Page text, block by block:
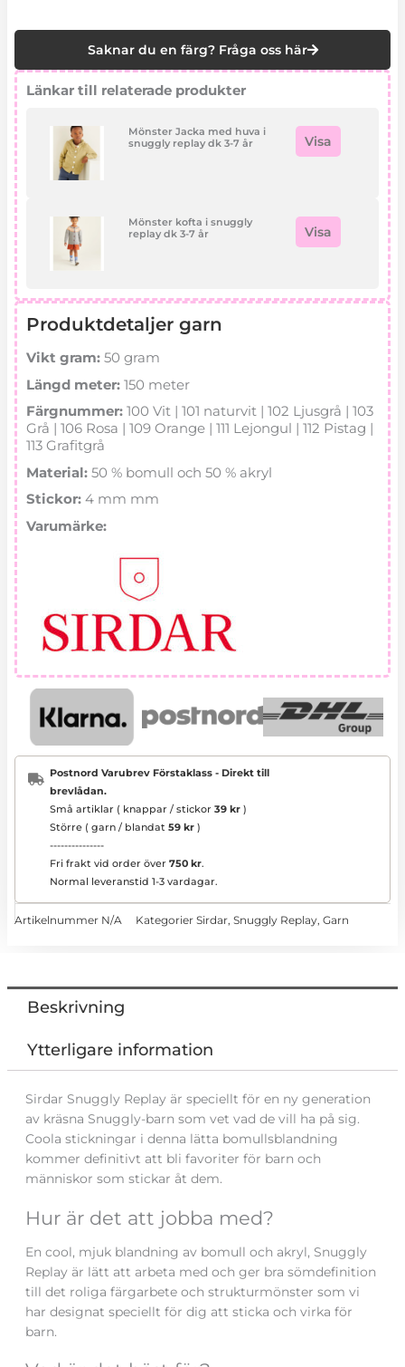
Saknar du en färg? Fråga oss här
Länkar till relaterade produkter
Mönster Jacka med huva i
snuggly replay dk 3-7 år
Visa
Mönster kofta i snuggly
replay dk 3-7 år
Visa
Produktdetaljer garn
Vikt gram: 50 gram
Längd meter: 150 meter
Färgnummer: 100 Vit | 101 naturvit | 102 Ljusgrå | 103
Grå | 106 Rosa | 109 Orange | 111 Lejongul | 112 Pistag |
113 Grafitgrå
Material: 50 % bomull och 50 % akryl
Stickor: 4 mm mm
Varumärke:
Postnord Varubrev Förstaklass - Direkt till
brevlådan.
Små artiklar ( knappar / stickor 39 kr )
Större ( garn / blandat 59 kr )
---------------
Fri frakt vid order över 750 kr.
Normal leveranstid 1-3 vardagar.
Artikelnummer N/A Kategorier Sirdar, Snuggly Replay, Garn
Beskrivning
Ytterligare information
Sirdar Snuggly Replay är speciellt för en ny generation
av kräsna Snuggly-barn som vet vad de vill ha på sig.
Coola stickningar i denna lätta bomullsblandning
kommer definitivt att bli favoriter för barn och
människor som stickar åt dem.
Hur är det att jobba med?
En cool, mjuk blandning av bomull och akryl, Snuggly
Replay är lätt att arbeta med och ger bra sömdefinition
till det roliga färgarbete och strukturmönster som vi
har designat speciellt för dig att sticka och virka för
barn.